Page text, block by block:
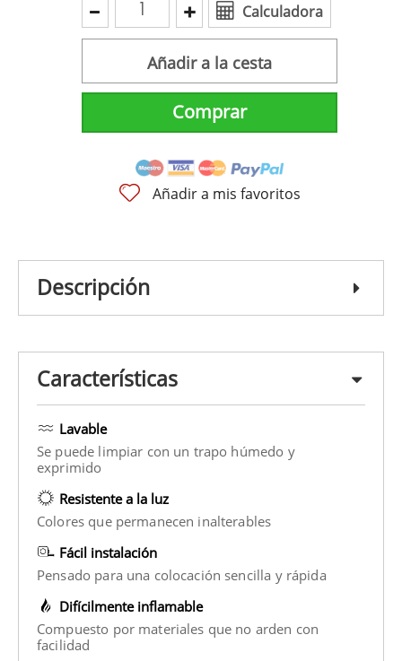
Calculadora
Añadir a la cesta
Comprar
Añadir a mis favoritos
Descripción
Características
Lavable
Se puede limpiar con un trapo húmedo y
exprimido
Resistente a la luz
Colores que permanecen inalterables
Fácil instalación
Pensado para una colocación sencilla y rápida
Difícilmente inflamable
Compuesto por materiales que no arden con
facilidad